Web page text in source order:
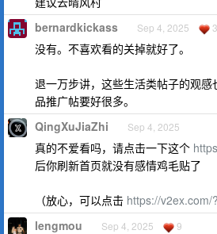
bernardkickass Sep 4, 2025 3
没有。不喜欢看的关掉就好了。
退一万步讲，这些生活类帖子的观
品推广帖要好很多。
QingXuJiaZhi Sep 4, 2025
真的不爱看吗，请点击一下这个
后你刷新首页就没有感情鸡毛贴了
（放心，可以点击 https://v2ex.com/
lengmou Sep 4, 2025 9